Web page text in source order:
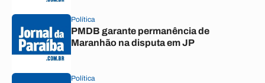
Política
PMDB garante permanência de
Maranhão na disputa em JP
Política